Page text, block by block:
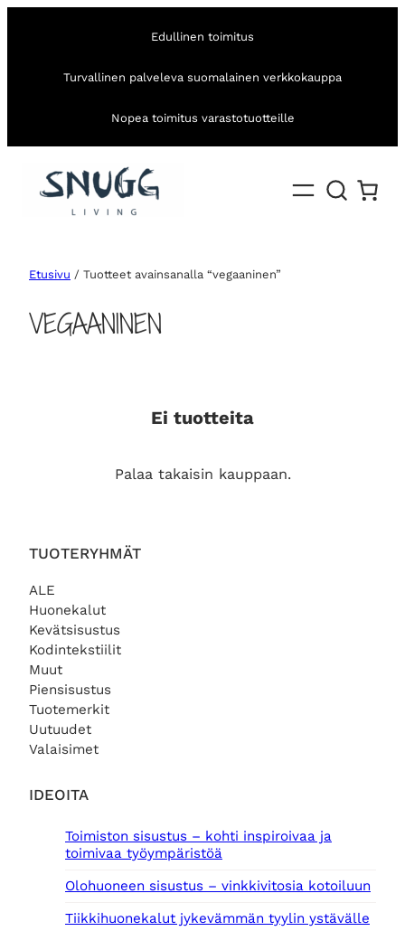
Edullinen toimitus
Turvallinen palveleva suomalainen verkkokauppa
Nopea toimitus varastotuotteille
TUOTERYHMÄT
ALE
Huonekalut
Kevätsisustus
Kodintekstiilit
Muut
Piensisustus
Tuotemerkit
Uutuudet
Valaisimet
IDEOITA
Toimiston sisustus – kohti inspiroivaa ja
toimivaa työympäristöä
Olohuoneen sisustus – vinkkivitosia kotoiluun
Tiikkihuonekalut jykevämmän tyylin ystävälle
Etusivu / Tuotteet avainsanalla “vegaaninen”
VEGAANINEN
Ei tuotteita
Palaa takaisin kauppaan.